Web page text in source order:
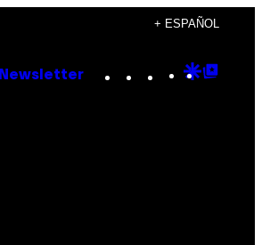
+ ESPAÑOL
Newsletter Instagram
TikTok
YouTube
Google